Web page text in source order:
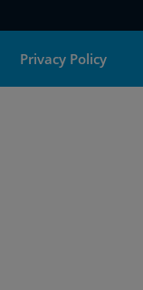
Privacy Policy